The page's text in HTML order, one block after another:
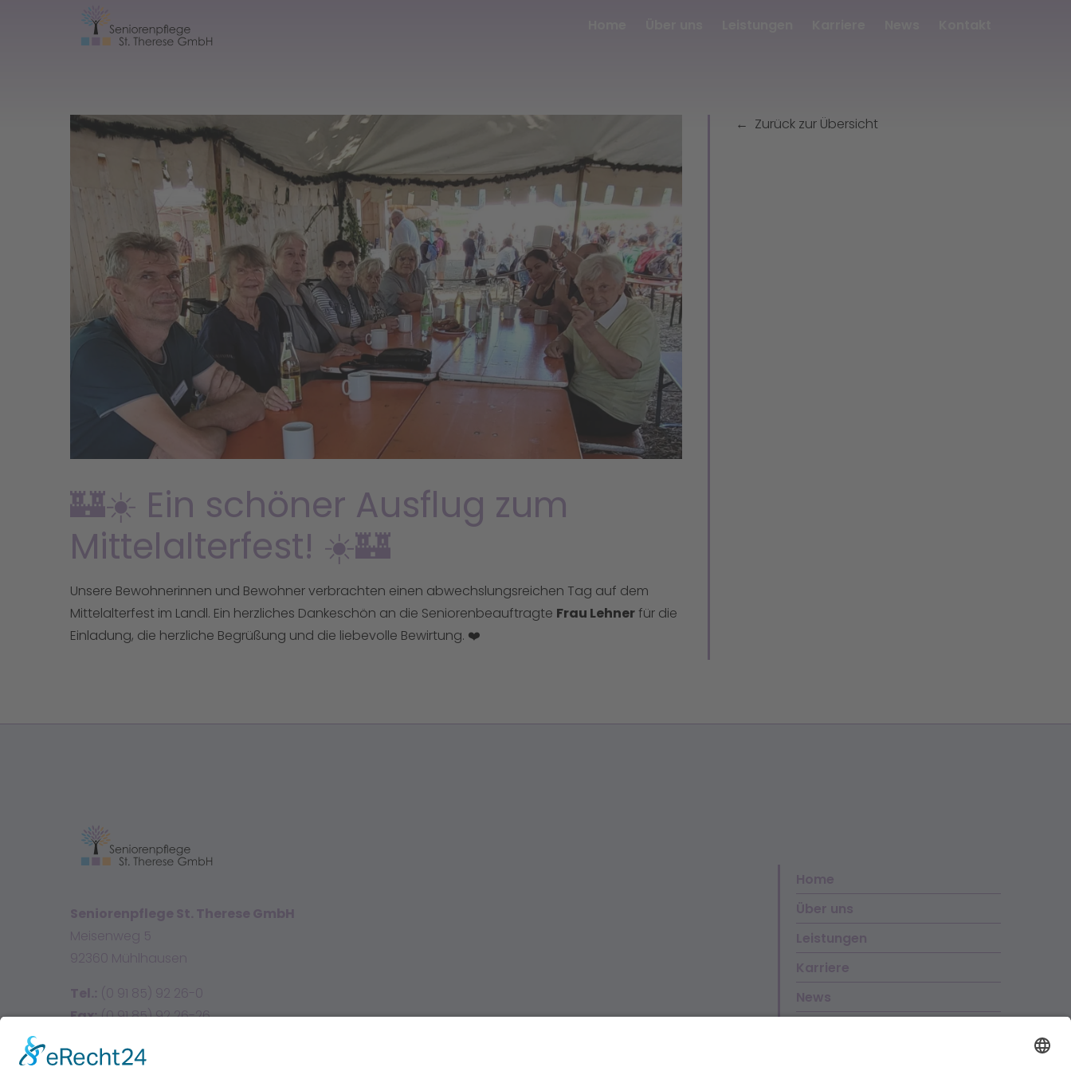
🏰☀️ Ein schöner Ausflug zum
Mittelalterfest! ☀️🏰
Unsere Bewohnerinnen und Bewohner verbrachten einen abwechslungsreichen Tag auf dem
Mittelalterfest im Landl. Ein herzliches Dankeschön an die Seniorenbeauftragte Frau Lehnerfür die
Einladung, die herzliche Begrüßung und die liebevolle Bewirtung. ❤️
Zurück zur Übersicht
Seniorenpflege St. Therese GmbH
Meisenweg 5
92360 Mühlhausen
Tel.: (0 91 85) 92 26-0
Fax:(0 91 85) 92 26-26
E-Mail: info@sttherese.de
Home
Über uns
Leistungen
Karriere
News